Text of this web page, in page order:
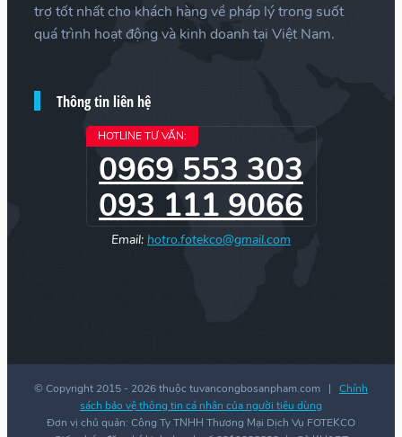
trợ tốt nhất cho khách hàng về pháp lý trong suốt
quá trình hoạt động và kinh doanh tại Việt Nam.
Thông tin liên hệ
HOTLINE TƯ VẤN:
0969 553 303
093 111 9066
Email: hotro.fotekco@gmail.com
© Copyright 2015 - 2026 thuộc tuvancongbosanpham.com | Chính
sách bảo vệ thông tin cá nhân của người tiêu dùng
Đơn vị chủ quản: Công Ty TNHH Thương Mại Dịch Vụ FOTEKCO